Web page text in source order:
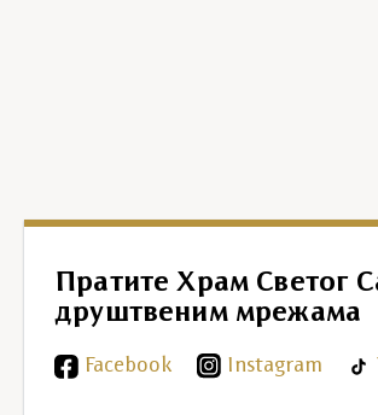
Пратите Храм Светог
друштвеним мрежама
Facebook Instagram